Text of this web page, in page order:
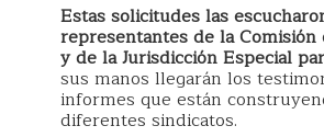
Estas solicitudes las
representantes de la
y de la Jurisdicción Especial
sus manos llegarán los
informes que están
diferentes sindicatos.